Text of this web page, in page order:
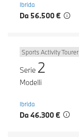
Ibrida
Da 56.500 €
Sports Activity Tourer
Serie 2
Modelli
Ibrida
Da 46.300 €